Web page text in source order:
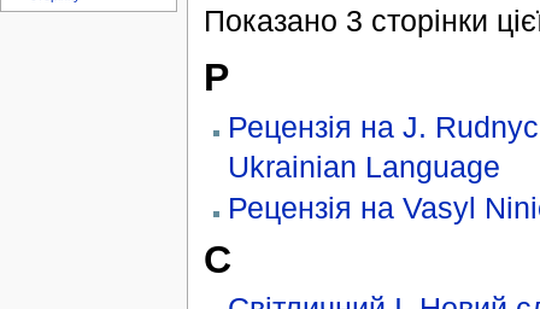
Показано 3 сторінки
Р
Рецензія на J.
Ukrainian Language
Рецензія на Vasyl
С